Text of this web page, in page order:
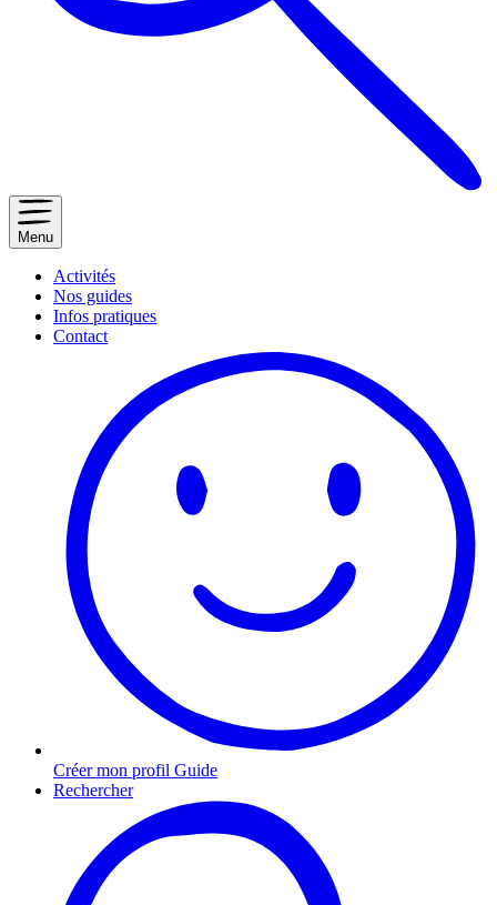
Menu
Activités
Nos guides
Infos pratiques
Contact
Créer mon profil Guide
Rechercher